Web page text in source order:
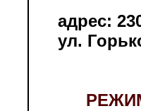
адрес:
ул.